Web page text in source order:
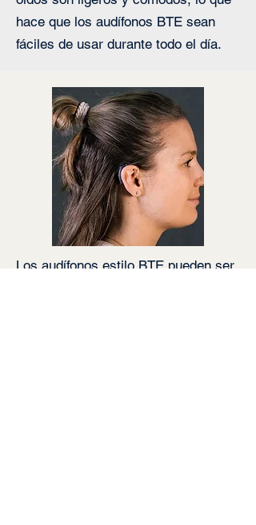
hace que los audífonos BTE sean
fáciles de usar durante todo el día.
Los audífonos estilo BTE pueden ser